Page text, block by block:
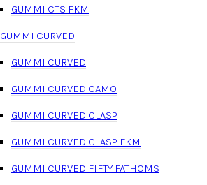
GUMMI CTS FKM
GUMMI CURVED
GUMMI CURVED
GUMMI CURVED CAMO
GUMMI CURVED CLASP
GUMMI CURVED CLASP FKM
GUMMI CURVED FIFTY FATHOMS